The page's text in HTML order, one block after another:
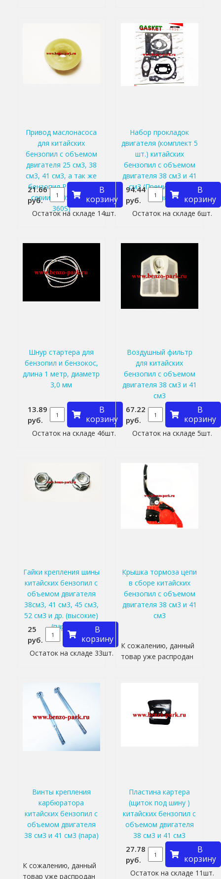
Привод маслонасоса
для китайских
бензопил с объемом
двигателя 25 см3, 38
см3, 41 см3, а так же
бензопил Partner S-
серии (340S, 350S,
360S)
21.66
руб.
В
корзину
Остаток на складе 14шт.
Набор прокладок
двигателя (комплект 5
шт.) китайских
бензопил с объемом
двигателя 38 см3 и 41
см3 (Премиальная
серия)
94.44
руб.
В
корзину
Остаток на складе 6шт.
Шнур стартера для
бензопил и бензокос,
длина 1 метр, диаметр
3,0 мм
13.89
руб.
В
корзину
Остаток на складе 46шт.
Воздушный фильтр
для китайских
бензопил с объемом
двигателя 38 см3 и 41
см3
67.22
руб.
В
корзину
Остаток на складе 5шт.
Гайки крепления шины
китайских бензопил с
объемом двигателя
38см3, 41 см3, 45 см3,
52 см3 и др. (высокие)
(пара)
25
руб.
В
корзину
Остаток на складе 33шт.
Крышка тормоза цепи
в сборе китайских
бензопил с объемом
двигателя 38 см3 и 41
см3
К сожалению, данный
товар уже распродан
Винты крепления
карбюратора
китайских бензопил с
объемом двигателя
38 см3 и 41 см3 (пара)
К сожалению, данный
товар уже распродан
Пластина картера
(щиток под шину )
китайских бензопил с
объемом двигателя
38 см3 и 41 см3
27.78
руб.
В
корзину
Остаток на складе 11шт.